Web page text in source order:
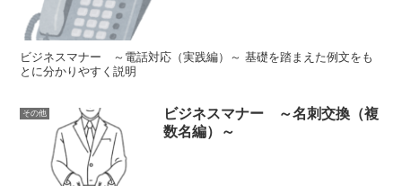
ビジネスマナー ～電話対応（実践編）～ 基礎を踏まえた例文をも
とに分かりやすく説明
その他
ビジネスマナー ～名刺交換（複
数名編）～